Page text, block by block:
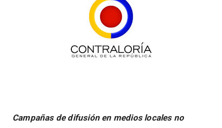
Campañas de difusión en medios locales no